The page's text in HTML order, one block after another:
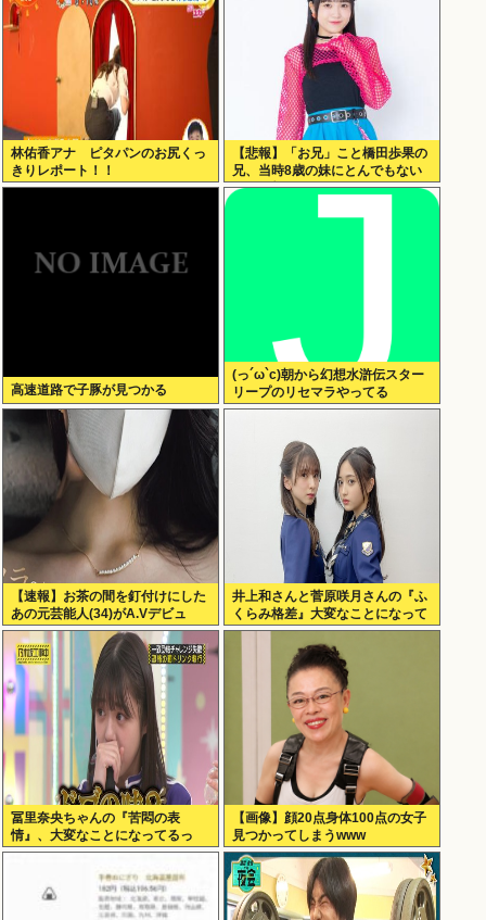
林佑香アナ ピタパンのお尻くっ
きりレポート！！
【悲報】「お兄」こと橋田歩果の
兄、当時8歳の妹にとんでもない
ことを頼む
高速道路で子豚が見つかる
(っ´ω`c)朝から幻想水滸伝スター
リープのリセマラやってる
【速報】お茶の間を釘付けにした
あの元芸能人(34)がA.Vデビュ
ー！
井上和さんと菅原咲月さんの『ふ
くらみ格差』大変なことになって
るって...
冨里奈央ちゃんの『苦悶の表
情』、大変なことになってるっ
て...
【画像】顔20点身体100点の女子
見つかってしまうwww